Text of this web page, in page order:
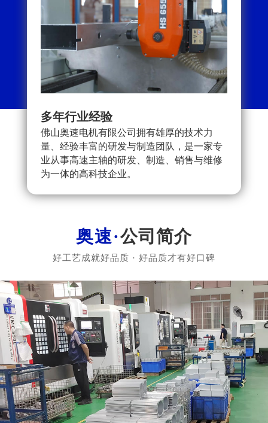
多年行业经验
佛山奥速电机有限公司拥有雄厚的技术力
量、经验丰富的研发与制造团队，是一家专
业从事高速主轴的研发、制造、销售与维修
为一体的高科技企业。
公司简介